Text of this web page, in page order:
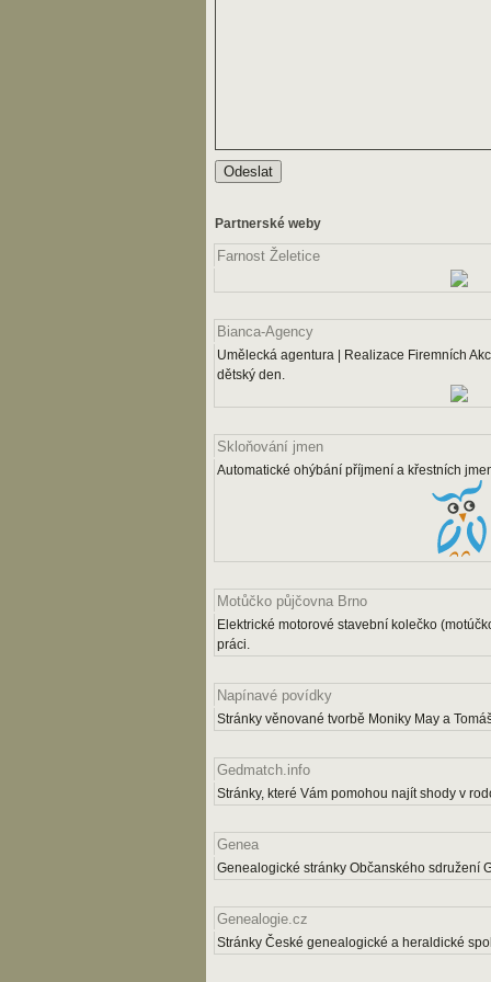
Partnerské weby
Farnost Želetice
Bianca-Agency
Umělecká agentura | Realizace Firemních
dětský den.
Skloňování jmen
Automatické ohýbání příjmení a křestních
Motůčko půjčovna Brno
Elektrické motorové stavební kolečko
práci.
Napínavé povídky
Stránky věnované tvorbě Moniky May a
Gedmatch.info
Stránky, které Vám pomohou najít shody v
Genea
Genealogické stránky Občanského sdružení
Genealogie.cz
Stránky České genealogické a heraldické